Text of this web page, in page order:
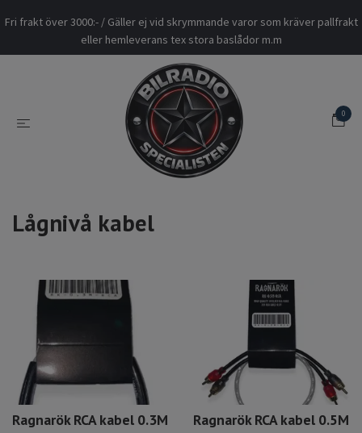
Fri frakt över 3000:- / Gäller ej vid skrymmande varor som kräver pallfrakt
eller hemleverans tex stora baslådor m.m
0
Lågnivå kabel
Ragnarök RCA kabel 0.3M Ragnarök RCA kabel 0.5M